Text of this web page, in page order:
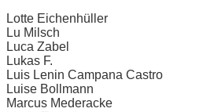
Lotte Eichenhüller
Lu Milsch
Luca Zabel
Lukas F.
Luis Lenin Campana Castro
Luise Bollmann
Marcus Mederacke